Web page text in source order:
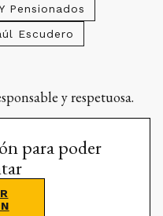
Pensionados
Escudero
y respetuosa.
para poder